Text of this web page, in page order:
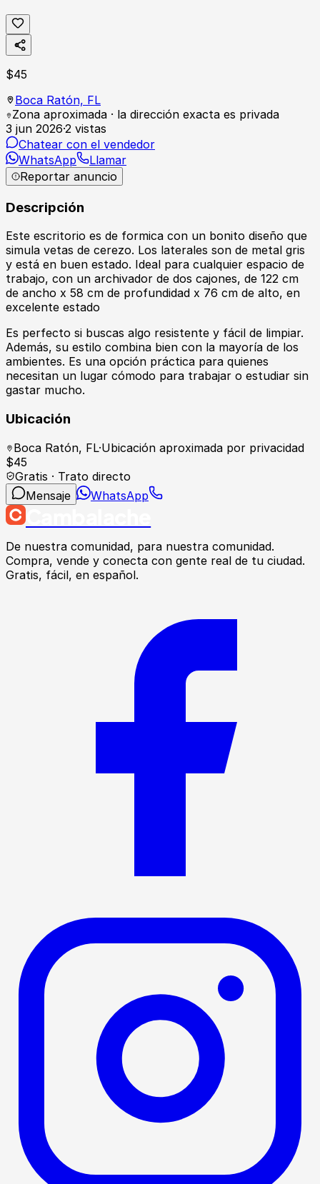
$45
Boca Ratón, FL
Zona aproximada · la dirección exacta es privada
3 jun 2026·2 vistas
Chatear con el vendedor
WhatsApp
Llamar
Reportar anuncio
Descripción
Este escritorio es de formica con un bonito diseño que
simula vetas de cerezo. Los laterales son de metal gris
y está en buen estado. Ideal para cualquier espacio de
trabajo, con un archivador de dos cajones, de 122 cm
de ancho x 58 cm de profundidad x 76 cm de alto, en
excelente estado
Es perfecto si buscas algo resistente y fácil de limpiar.
Además, su estilo combina bien con la mayoría de los
ambientes. Es una opción práctica para quienes
necesitan un lugar cómodo para trabajar o estudiar sin
gastar mucho.
Ubicación
Boca Ratón, FL·Ubicación aproximada por privacidad
$45
Gratis · Trato directo
Mensaje
WhatsApp
De nuestra comunidad, para nuestra comunidad.
Compra, vende y conecta con gente real de tu ciudad.
Gratis, fácil, en español.